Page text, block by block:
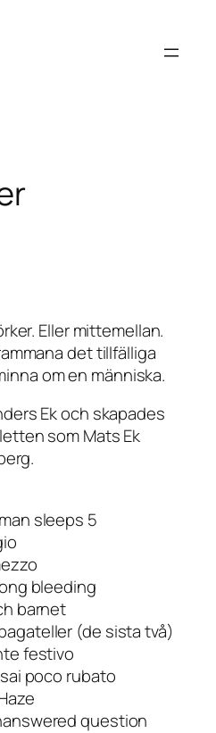
Eller mittemellan.
det tillfälliga
om en människa.
Ek och skapades
som Mats Ek
sleeps 5
bleeding
barnet
(de sista två)
festivo
poco rubato
question